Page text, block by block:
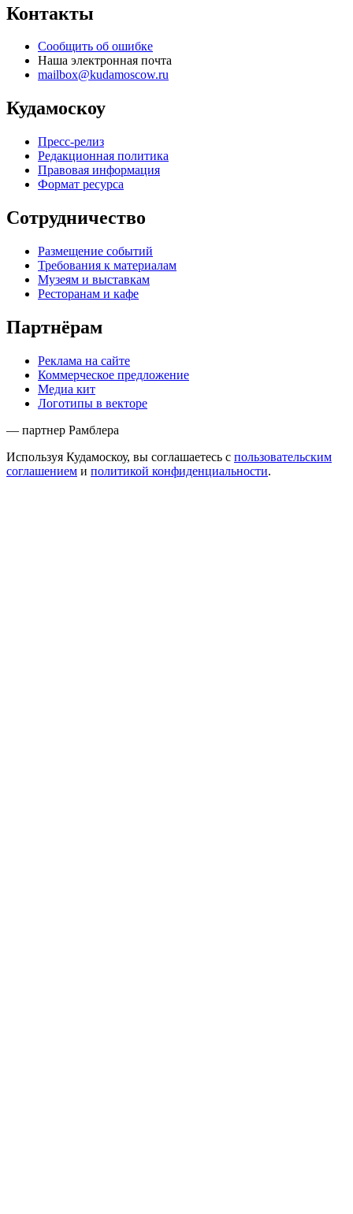
Контакты
Сообщить об ошибке
Наша электронная почта
mailbox@kudamoscow.ru
Кудамоскоу
Пресс-релиз
Редакционная политика
Правовая информация
Формат ресурса
Сотрудничество
Размещение событий
Требования к материалам
Музеям и выставкам
Ресторанам и кафе
Партнёрам
Реклама на сайте
Коммерческое предложение
Медиа кит
Логотипы в векторе
— партнер Рамблера
Используя Кудамоскоу, вы соглашаетесь с пользовательским
соглашением и политикой конфиденциальности.